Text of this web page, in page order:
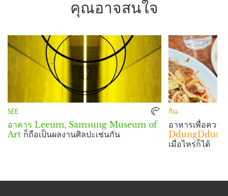
คุณอาจสนใจ
SEE
อาคาร Leeum, Samsung Museum of
Art ก็ถือเป็นผลงานศิลปะเช่นกัน
กิน
อาหารเพื่อควา
เมื่อไหร่ก็ได้